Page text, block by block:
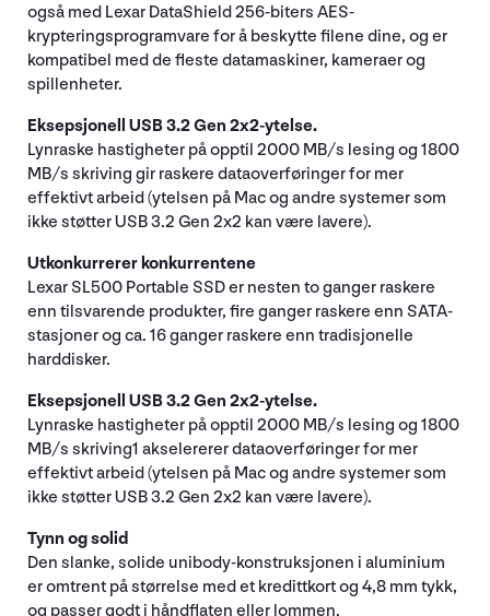
også med Lexar DataShield 256-biters AES-
krypteringsprogramvare for å beskytte filene dine, og er
kompatibel med de fleste datamaskiner, kameraer og
spillenheter.
Eksepsjonell USB 3.2 Gen 2x2-ytelse.
Lynraske hastigheter på opptil 2000 MB/s lesing og 1800
MB/s skriving gir raskere dataoverføringer for mer
effektivt arbeid (ytelsen på Mac og andre systemer som
ikke støtter USB 3.2 Gen 2x2 kan være lavere).
Utkonkurrerer konkurrentene
Lexar SL500 Portable SSD er nesten to ganger raskere
enn tilsvarende produkter, fire ganger raskere enn SATA-
stasjoner og ca. 16 ganger raskere enn tradisjonelle
harddisker.
Eksepsjonell USB 3.2 Gen 2x2-ytelse.
Lynraske hastigheter på opptil 2000 MB/s lesing og 1800
MB/s skriving1 akselererer dataoverføringer for mer
effektivt arbeid (ytelsen på Mac og andre systemer som
ikke støtter USB 3.2 Gen 2x2 kan være lavere).
Tynn og solid
Den slanke, solide unibody-konstruksjonen i aluminium
er omtrent på størrelse med et kredittkort og 4,8 mm tykk,
og passer godt i håndflaten eller lommen.